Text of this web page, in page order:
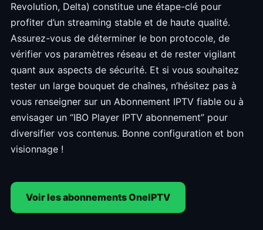
Revolution, Delta) constitue une étape-clé pour
profiter d’un streaming stable et de haute qualité.
Assurez-vous de déterminer le bon protocole, de
vérifier vos paramètres réseau et de rester vigilant
quant aux aspects de sécurité. Et si vous souhaitez
tester un large bouquet de chaînes, n’hésitez pas à
vous renseigner sur un Abonnement IPTV fiable ou à
envisager un “IBO Player IPTV abonnement” pour
diversifier vos contenus. Bonne configuration et bon
visionnage !
Voir les abonnements OneIPTV